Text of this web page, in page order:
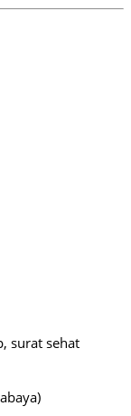
surat sehat